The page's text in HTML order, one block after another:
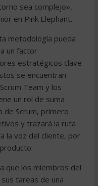
sea complejo»,
en Pink Elephant.
metodología pueda
un factor
estratégicos clave
se encuentran
Team y los
un rol de suma
de Scrum, primero
y trazará la ruta
la voz del cliente, por
que los miembros del
tareas de una